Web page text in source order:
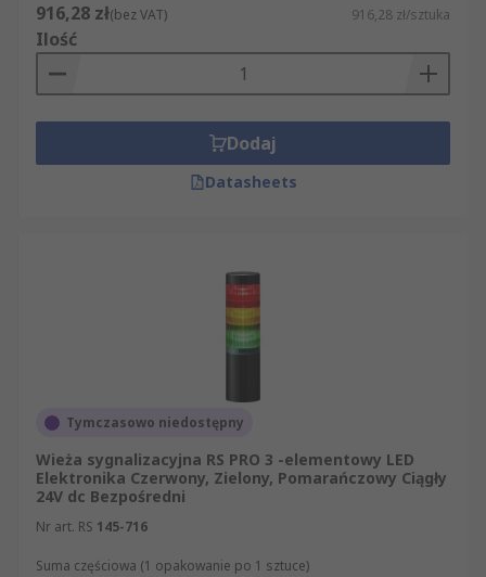
916,28 zł(bez VAT) 916,28 zł/sztuka
Ilość
Dodaj
Datasheets
Tymczasowo niedostępny
Wieża sygnalizacyjna RS PRO 3 -elementowy LED
Elektronika Czerwony, Zielony, Pomarańczowy Ciągły
24V dc Bezpośredni
Nr art. RS 145-716
Suma częściowa (1 opakowanie po 1 sztuce)